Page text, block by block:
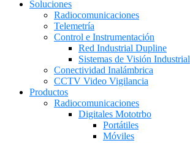
Soluciones
Radiocomunicaciones
Telemetría
Control e Instrumentación
Red Industrial Dupline
Sistemas de Visión Industrial
Conectividad Inalámbrica
CCTV Video Vigilancia
Productos
Radiocomunicaciones
Digitales Mototrbo
Portátiles
Móviles